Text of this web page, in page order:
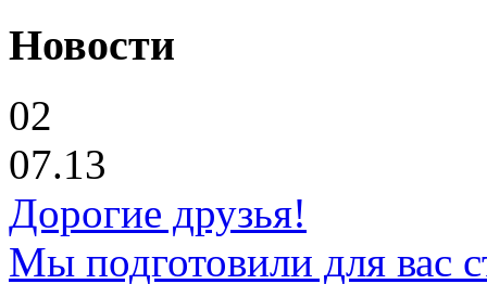
Новости
02
07.13
Дорогие друзья!
Мы подготовили для вас